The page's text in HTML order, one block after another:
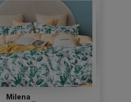
Milena